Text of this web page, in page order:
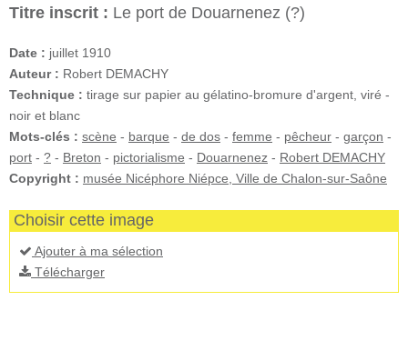
Titre inscrit : Le port de Douarnenez (?)
Date : juillet 1910
Auteur : Robert DEMACHY
Technique : tirage sur papier au gélatino-bromure d'argent, viré -
noir et blanc
Mots-clés : scène - barque - de dos - femme - pêcheur - garçon -
port - ? - Breton - pictorialisme - Douarnenez - Robert DEMACHY
Copyright : musée Nicéphore Niépce, Ville de Chalon-sur-Saône
Choisir cette image
Ajouter à ma sélection
Télécharger